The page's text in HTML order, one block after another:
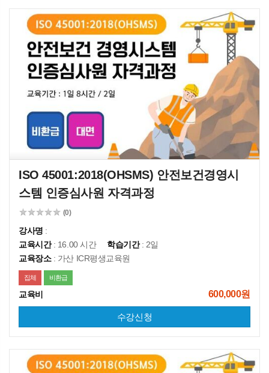
ISO 45001:2018(OHSMS) 안전보건경영시
스템 인증심사원 자격과정
(0)
강사명 :
교육시간: 16.00 시간 학습기간: 2일
교육장소: 가산 ICR평생교육원
집체 비환급
교육비 600,000원
수강신청